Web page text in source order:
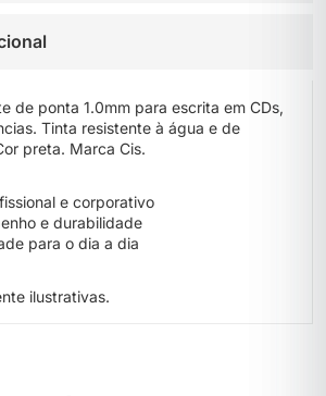
de ponta 1.0mm para escrita em CDs,
Tinta resistente à água e de
preta. Marca Cis.
e corporativo
e durabilidade
para o dia a dia
ilustrativas.